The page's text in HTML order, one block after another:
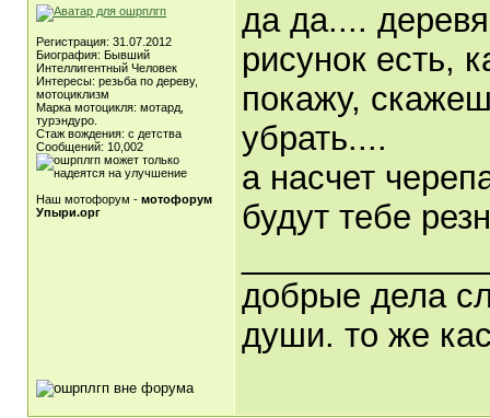
Регистрация: 31.07.2012
Биография: Бывший
Интеллигентный Человек
Интересы: резьба по дереву,
мотоциклизм
Марка мотоцикля: мотард,
турэндуро.
Стаж вождения: с детства
Сообщений: 10,002
Наш мотофорум - мотофорум
Упыри.орг
да да....
рисунок есть,
покажу,
убрать....
а насчет
будут тебе
добрые дела
души. то же